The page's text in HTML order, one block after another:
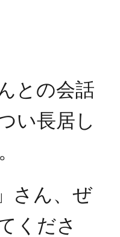
との会話
い長居し
さん、ぜ
くださ